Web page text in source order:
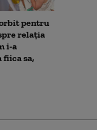
pentru
relația
i-a
fiica sa,